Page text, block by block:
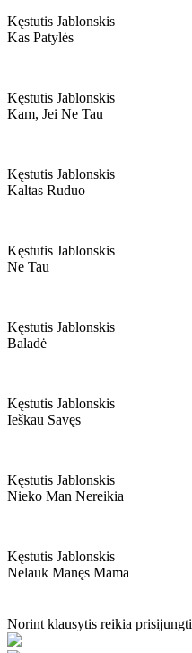
Kęstutis Jablonskis
Kas Patylės
Kęstutis Jablonskis
Kam, Jei Ne Tau
Kęstutis Jablonskis
Kaltas Ruduo
Kęstutis Jablonskis
Ne Tau
Kęstutis Jablonskis
Baladė
Kęstutis Jablonskis
Ieškau Savęs
Kęstutis Jablonskis
Nieko Man Nereikia
Kęstutis Jablonskis
Nelauk Manęs Mama
Norint klausytis reikia prisijungti